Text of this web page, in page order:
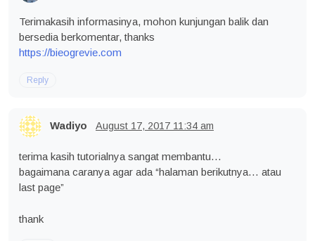
Terimakasih informasinya, mohon kunjungan balik dan
bersedia berkomentar, thanks
https://bieogrevie.com
Reply
Wadiyo August 17, 2017 11:34 am
terima kasih tutorialnya sangat membantu…
bagaimana caranya agar ada “halaman berikutnya… atau
last page”
thank